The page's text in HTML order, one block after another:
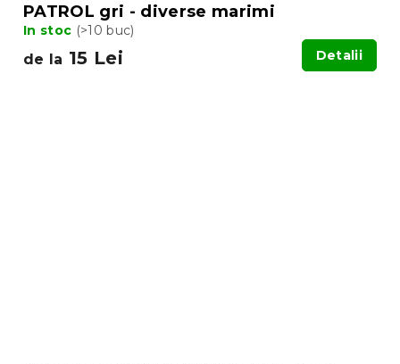
PATROL gri - diverse marimi
In stoc (>10 buc)
de la 15 Lei Detalii